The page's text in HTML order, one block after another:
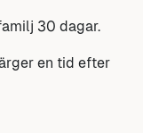
30 dagar.
en tid efter